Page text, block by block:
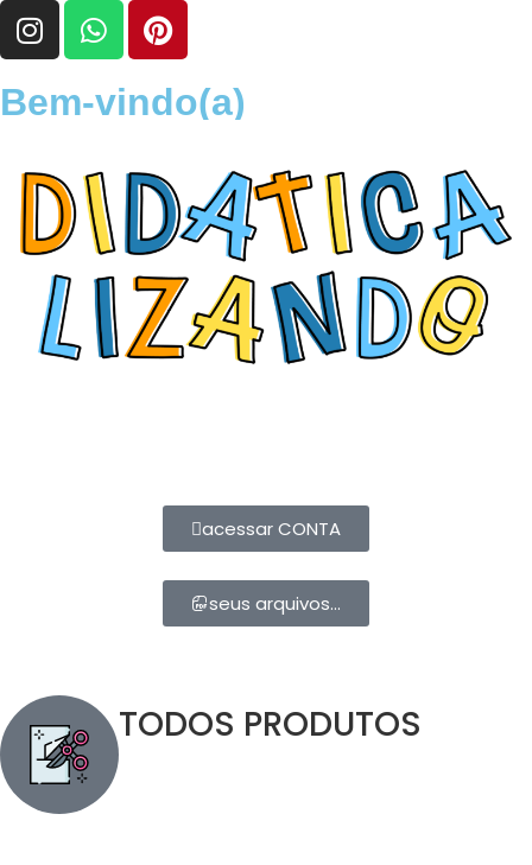
Bem-vindo(a)
acessar CONTA
seus arquivos...
TODOS PRODUTOS